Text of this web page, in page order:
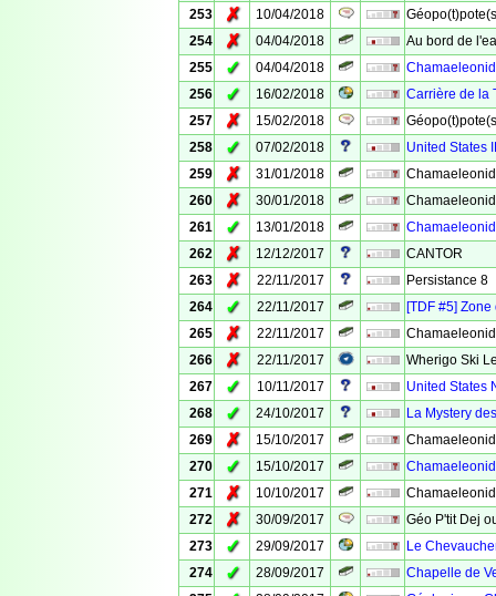
253
✗ 10/04/2018
254
✗ 04/04/2018
Au bord de
255
✓ 04/04/2018
256
✓ 16/02/2018
Carrière de la
257
✗ 15/02/2018
258
✓ 07/02/2018
United States
259
✗ 31/01/2018
260
✗ 30/01/2018
261
✓ 13/01/2018
262
✗ 12/12/2017
CANTOR
263
✗ 22/11/2017
Persistance 8
264
✓ 22/11/2017
[TDF #5] Zone
265
✗ 22/11/2017
266
✗ 22/11/2017
Wherigo Ski
267
✓ 10/11/2017
United States
268
✓ 24/10/2017
La Mystery
269
✗ 15/10/2017
270
✓ 15/10/2017
271
✗ 10/10/2017
272
✗ 30/09/2017
Géo P'tit Dej
273
✓ 29/09/2017
Le
274
✓ 28/09/2017
Chapelle de